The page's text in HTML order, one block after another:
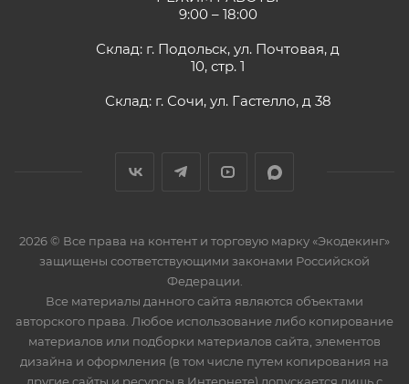
9:00 – 18:00
Склад: г. Подольск, ул. Почтовая, д
10, стр. 1
Склад: г. Сочи, ул. Гастелло, д 38
2026 © Все права на контент и торговую марку «Экодекинг»
защищены соответствующими законами Российской
Федерации.
Все материалы данного сайта являются объектами
авторского права. Любое использование либо копирование
материалов или подборки материалов сайта, элементов
дизайна и оформления (в том числе путем копирования на